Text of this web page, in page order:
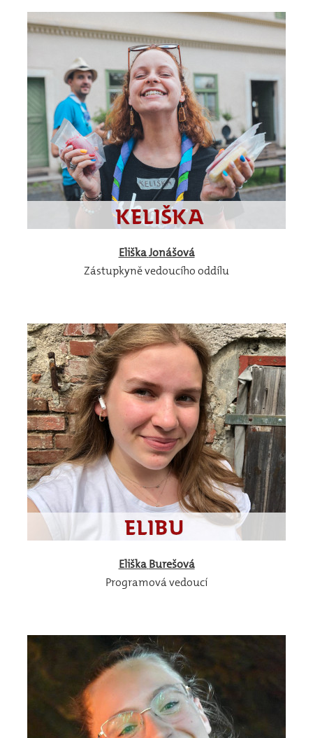
EliškaJonášová
Zástupkyně vedoucího oddílu
Eliška Burešová
Programová vedoucí